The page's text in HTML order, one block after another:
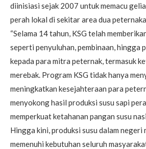
diinisiasi sejak 2007 untuk memacu
perah lokal di sekitar area dua
“Selama 14 tahun, KSG telah
seperti penyuluhan, pembinaan, hingga
kepada para mitra peternak, termasuk
merebak. Program KSG tidak hanya
meningkatkan kesejahteraan para
menyokong hasil produksi susu sapi
memperkuat ketahanan pangan susu
Hingga kini, produksi susu dalam negeri
memenuhi kebutuhan seluruh